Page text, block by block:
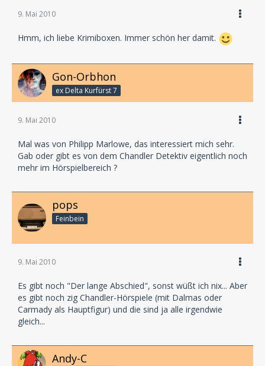
9. Mai 2010
Hmm, ich liebe Krimiboxen. Immer schön her damit.
Gon-Orbhon
ex Delta Kurfürst 7
9. Mai 2010
Mal was von Philipp Marlowe, das interessiert mich sehr.
Gab oder gibt es von dem Chandler Detektiv eigentlich noch
mehr im Hörspielbereich ?
pops
Feinbein
9. Mai 2010
Es gibt noch "Der lange Abschied", sonst wüßt ich nix... Aber
es gibt noch zig Chandler-Hörspiele (mit Dalmas oder
Carmady als Hauptfigur) und die sind ja alle irgendwie
gleich...
Andy-C